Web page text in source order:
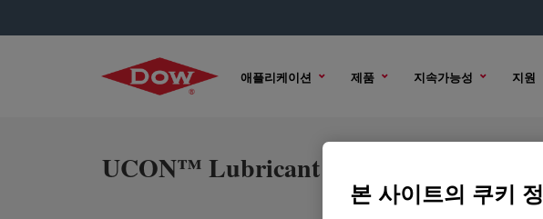
애플리케이션 제품 지속가능성 지원
UCON™ Lubricant 75-H-90,000
본 사이트의 쿠키